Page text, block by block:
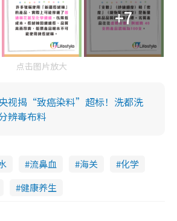
+7
点击图片放大
视揭“致癌染料”超标！洗都洗
辨毒布料
流鼻血 海关
化学
健康养生